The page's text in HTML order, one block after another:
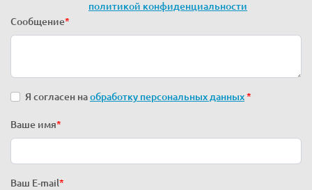
политикой конфиденциальности
Сообщение*
Я согласен наобработку персональных данных*
Ваше имя*
Ваш E-mail *